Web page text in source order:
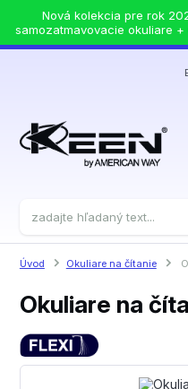
Nová kolekcia pre rok
samozatmavovacie okuliare
Úvod Okuliare na čítanie
Okuliare na